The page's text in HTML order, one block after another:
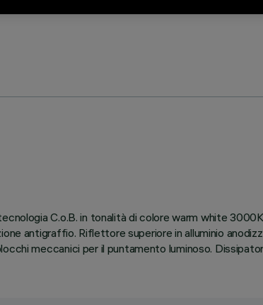
C.o.B. in tonalità di colore warm white
antigraffio. Riflettore superiore in alluminio
meccanici per il puntamento luminoso.